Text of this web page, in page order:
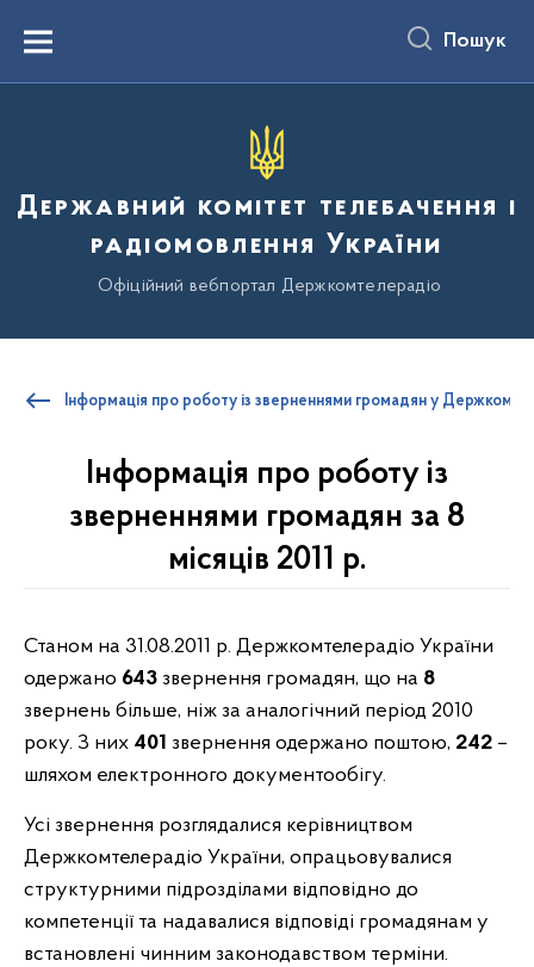
вмістуMenu Пошук
Державний комітет телебачення і
радіомовлення України
Офіційний вебпортал Держкомтелерадіо
Інформація про роботу із зверненнями громадян у
Інформація про роботу із
зверненнями громадян за 8
місяців 2011 р.
Станом на 31.08.2011 р. Держкомтелерадіо України
одержано 643 звернення громадян, що на 8
звернень більше, ніж за аналогічний період 2010
року. З них 401 звернення одержано поштою, 242 –
шляхом електронного документообігу.
Усі звернення розглядалися керівництвом
Держкомтелерадіо України, опрацьовувалися
структурними підрозділами відповідно до
компетенції та надавалися відповіді громадянам у
встановлені чинним законодавством терміни.